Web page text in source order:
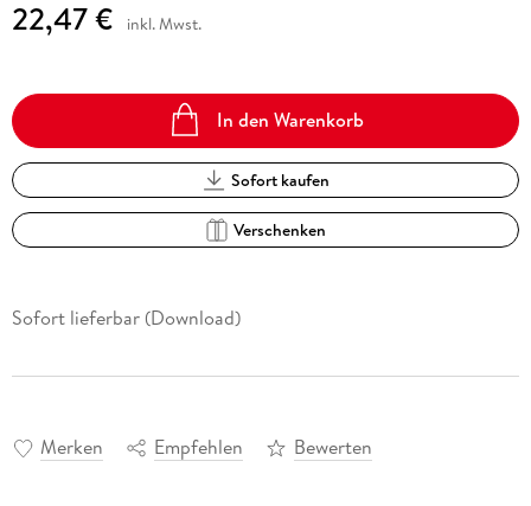
22,47 € inkl. Mwst.
In den Warenkorb
Sofort kaufen
Verschenken
Sofort lieferbar (Download)
Merken Empfehlen Bewerten